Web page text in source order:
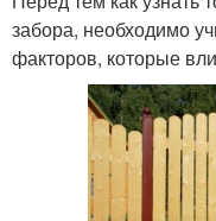
забора, необходимо
факторов, которые